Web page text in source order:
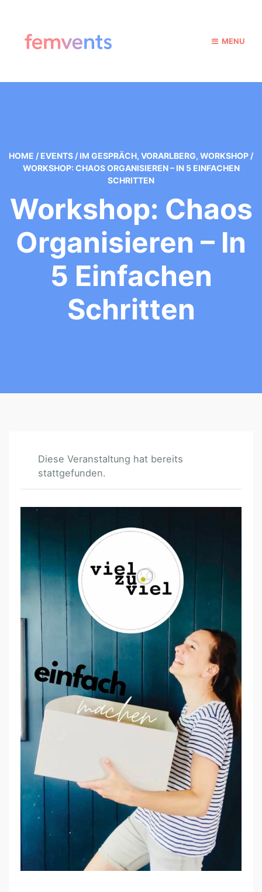
MENU
HOME / EVENTS / IM GESPRÄCH, VORARLBERG, WORKSHOP /
WORKSHOP: CHAOS ORGANISIEREN – IN 5 EINFACHEN
SCHRITTEN
Workshop: Chaos
Organisieren – In
5 Einfachen
Schritten
Diese Veranstaltung hat bereits
stattgefunden.
W
O
R
K
S
H
O
P
C
H
O
S
O
R
G
A
I
S